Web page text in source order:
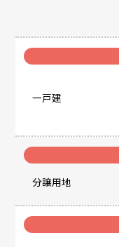
一戸建
分譲用地